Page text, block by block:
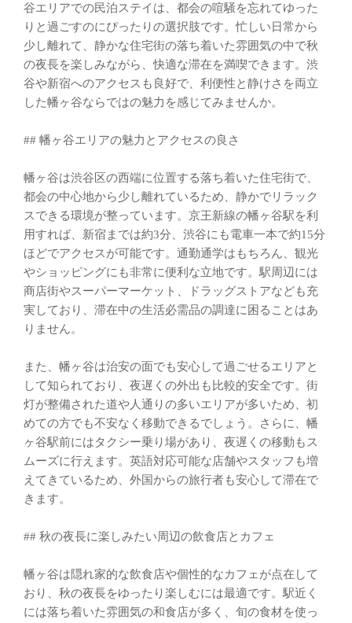
谷エリアでの民泊ステイは、都会の喧騒を忘れてゆった
りと過ごすのにぴったりの選択肢です。忙しい日常から
少し離れて、静かな住宅街の落ち着いた雰囲気の中で秋
の夜長を楽しみながら、快適な滞在を満喫できます。渋
谷や新宿へのアクセスも良好で、利便性と静けさを両立
した幡ヶ谷ならではの魅力を感じてみませんか。
## 幡ヶ谷エリアの魅力とアクセスの良さ
幡ヶ谷は渋谷区の西端に位置する落ち着いた住宅街で、
都会の中心地から少し離れているため、静かでリラック
スできる環境が整っています。京王新線の幡ヶ谷駅を利
用すれば、新宿までは約3分、渋谷にも電車一本で約15分
ほどでアクセスが可能です。通勤通学はもちろん、観光
やショッピングにも非常に便利な立地です。駅周辺には
商店街やスーパーマーケット、ドラッグストアなども充
実しており、滞在中の生活必需品の調達に困ることはあ
りません。
また、幡ヶ谷は治安の面でも安心して過ごせるエリアと
して知られており、夜遅くの外出も比較的安全です。街
灯が整備された道や人通りの多いエリアが多いため、初
めての方でも不安なく移動できるでしょう。さらに、幡
ヶ谷駅前にはタクシー乗り場があり、夜遅くの移動もス
ムーズに行えます。英語対応可能な店舗やスタッフも増
えてきているため、外国からの旅行者も安心して滞在で
きます。
## 秋の夜長に楽しみたい周辺の飲食店とカフェ
幡ヶ谷は隠れ家的な飲食店や個性的なカフェが点在して
おり、秋の夜長をゆったり楽しむには最適です。駅近く
には落ち着いた雰囲気の和食店が多く、旬の食材を使っ